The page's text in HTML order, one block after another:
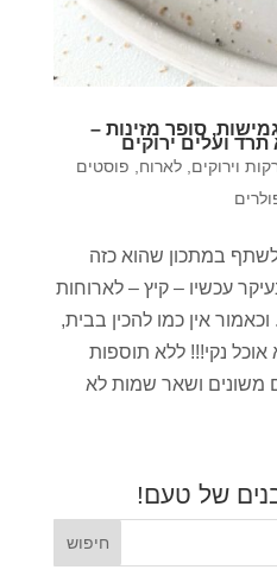
סופר מזינות –
ועלים ירוקים
וירוקים לארוח
פוסטים
במתכון שהוא כזה
עכשיו – קיץ – לארוחות
אין כמו להכין בבית,
נקי!!! ללא תוספות
משונים ושאר שמות לא
של טעם!